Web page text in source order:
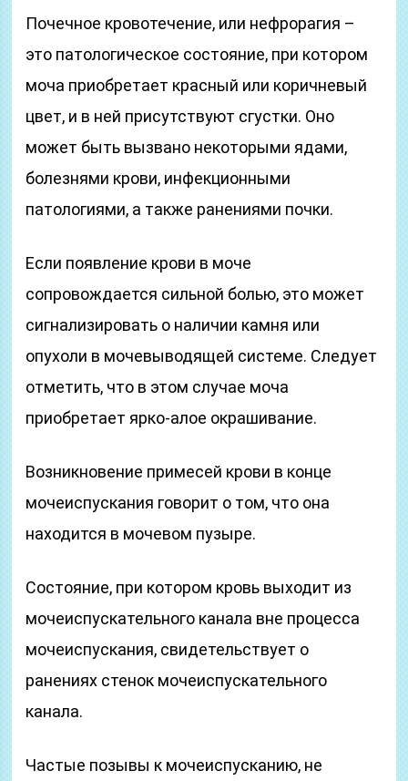
Почечное кровотечение, или нефрорагия –
это патологическое состояние, при котором
моча приобретает красный или коричневый
цвет, и в ней присутствуют сгустки. Оно
может быть вызвано некоторыми ядами,
болезнями крови, инфекционными
патологиями, а также ранениями почки.
Если появление крови в моче
сопровождается сильной болью, это может
сигнализировать о наличии камня или
опухоли в мочевыводящей системе. Следует
отметить, что в этом случае моча
приобретает ярко-алое окрашивание.
Возникновение примесей крови в конце
мочеиспускания говорит о том, что она
находится в мочевом пузыре.
Состояние, при котором кровь выходит из
мочеиспускательного канала вне процесса
мочеиспускания, свидетельствует о
ранениях стенок мочеиспускательного
канала.
Частые позывы к мочеиспусканию, не